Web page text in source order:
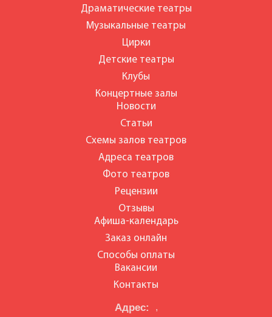
Адрес: ,
Драматические театры
Музыкальные театры
Цирки
Детские театры
Клубы
Концертные залы
Новости
Статьи
Схемы залов театров
Адреса театров
Фото театров
Рецензии
Отзывы
Афиша-календарь
Заказ онлайн
Способы оплаты
Вакансии
Контакты